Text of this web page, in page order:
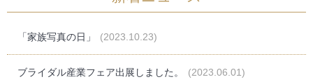
「家族写真の日」 (2023.10.23)
ブライダル産業フェア出展しました。 (2023.06.01)